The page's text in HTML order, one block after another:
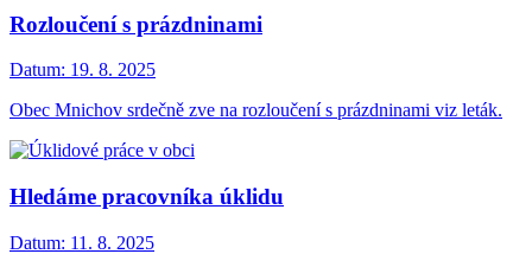
Rozloučení s prázdninami
Datum: 19. 8. 2025
Obec Mnichov srdečně zve na rozloučení s prázdninami viz leták.
Hledáme pracovníka úklidu
Datum: 11. 8. 2025